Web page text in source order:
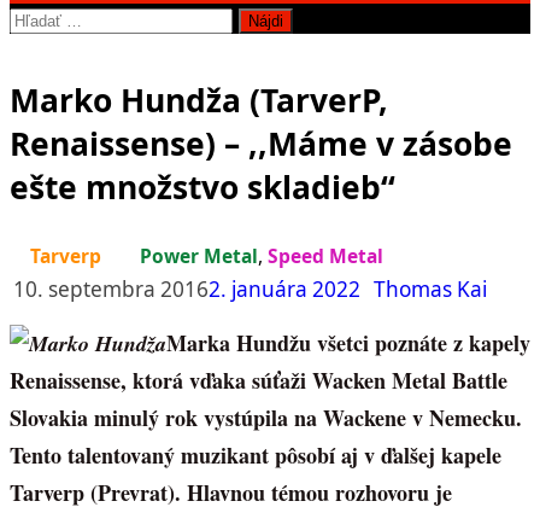
Hľadať:
Marko Hundža (TarverP,
Renaissense) – ,,Máme v zásobe
ešte množstvo skladieb“
Tarverp Power Metal, Speed Metal
10. septembra 20162. januára 2022 Thomas Kai
Marka Hundžu všetci poznáte z kapely
Renaissense, ktorá vďaka súťaži Wacken Metal Battle
Slovakia minulý rok vystúpila na Wackene v Nemecku.
Tento talentovaný muzikant pôsobí aj v ďalšej kapele
Tarverp (Prevrat). Hlavnou témou rozhovoru je